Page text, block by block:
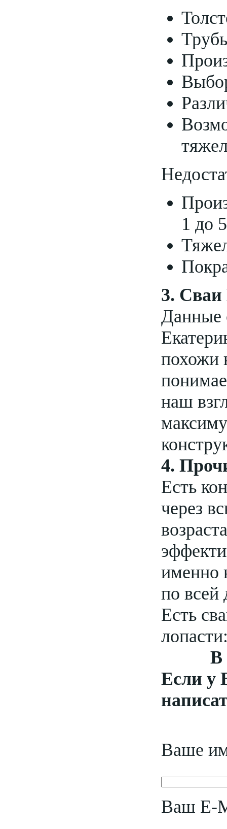
1 до
3.
Данные
похожи
наш
4.
Есть
через
именно
по всей
Есть
В
Если у
Ваше
Ваш E-